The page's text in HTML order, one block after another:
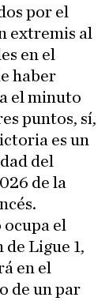
por el
extremis al
en el
haber
el minuto
puntos, sí,
es un
del
de la
el
Ligue 1,
en el
de un par